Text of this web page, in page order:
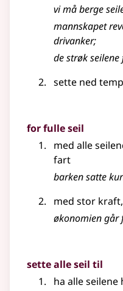
vi må berge
mannskapet
drivanker;
de strøk
sette ned
for fulle seil
med alle
fart
barken satte
med stor
økonomien går
sette alle seil til
ha alle